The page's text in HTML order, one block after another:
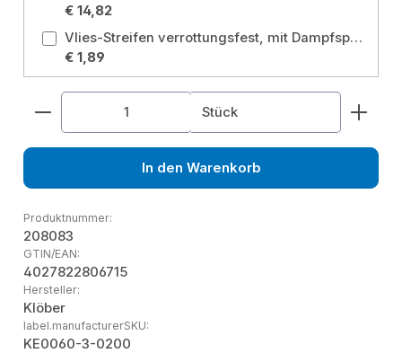
€ 14,82
Vlies-Streifen verrottungsfest, mit Dampfsperre selbstklebend 70 x 2 mm Größe: mit Dampfsperre selbstklebend 70 x 2 mm
€ 1,89
Produkt Anzahl: Gib den gewünschten Wert
Stück
In den Warenkorb
Produktnummer:
208083
GTIN/EAN:
4027822806715
Hersteller:
Klöber
label.manufacturerSKU:
KE0060-3-0200